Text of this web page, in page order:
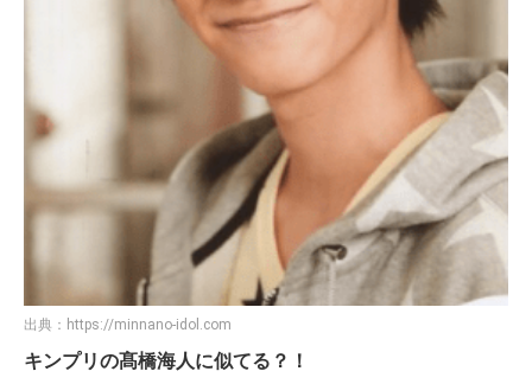
出典： https://minnano-idol.com
キンプリの髙橋海人に似てる？！